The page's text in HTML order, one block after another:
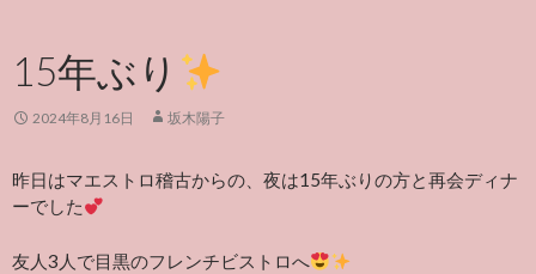
15年ぶり
2024年8月16日 坂木陽子
昨日はマエストロ稽古からの、夜は15年ぶりの方と再会ディナ
ーでした
友人3人で目黒のフレンチビストロへ